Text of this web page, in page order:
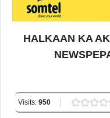
HALKAAN KA
Visits: 950